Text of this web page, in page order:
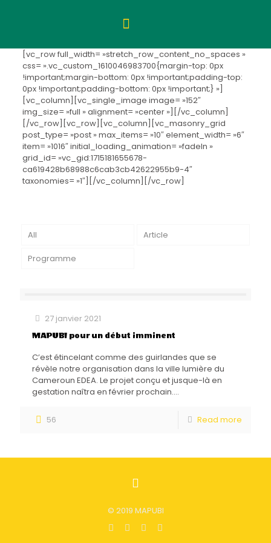
[vc_row full_width= »stretch_row_content_no_spaces »
css= ».vc_custom_1610046983700{margin-top: 0px
!important;margin-bottom: 0px !important;padding-top:
0px !important;padding-bottom: 0px !important;} »]
[vc_column][vc_single_image image= »152″
img_size= »full » alignment= »center »][/vc_column]
[/vc_row][vc_row][vc_column][vc_masonry_grid
post_type= »post » max_items= »10″ element_width= »6″
item= »1016″ initial_loading_animation= »fadeIn »
grid_id= »vc_gid:1715181655678-
ca619428b68988c6cab3cb42622955b9-4″
taxonomies= »1″][/vc_column][/vc_row]
All Article
Programme
27 janvier 2021
MAPUBI pour un début imminent
C’est étincelant comme des guirlandes que se
révèle notre organisation dans la ville lumière du
Cameroun EDEA. Le projet conçu et jusque-là en
gestation naîtra en février prochain....
56 Read more
© 2019 MAPUBI